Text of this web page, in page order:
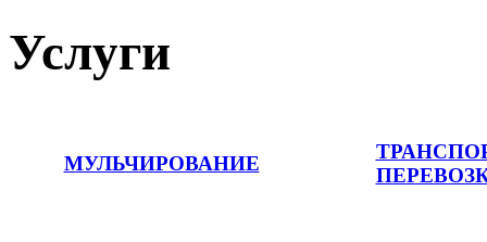
Услуги
МУЛЬЧИРОВАНИЕ